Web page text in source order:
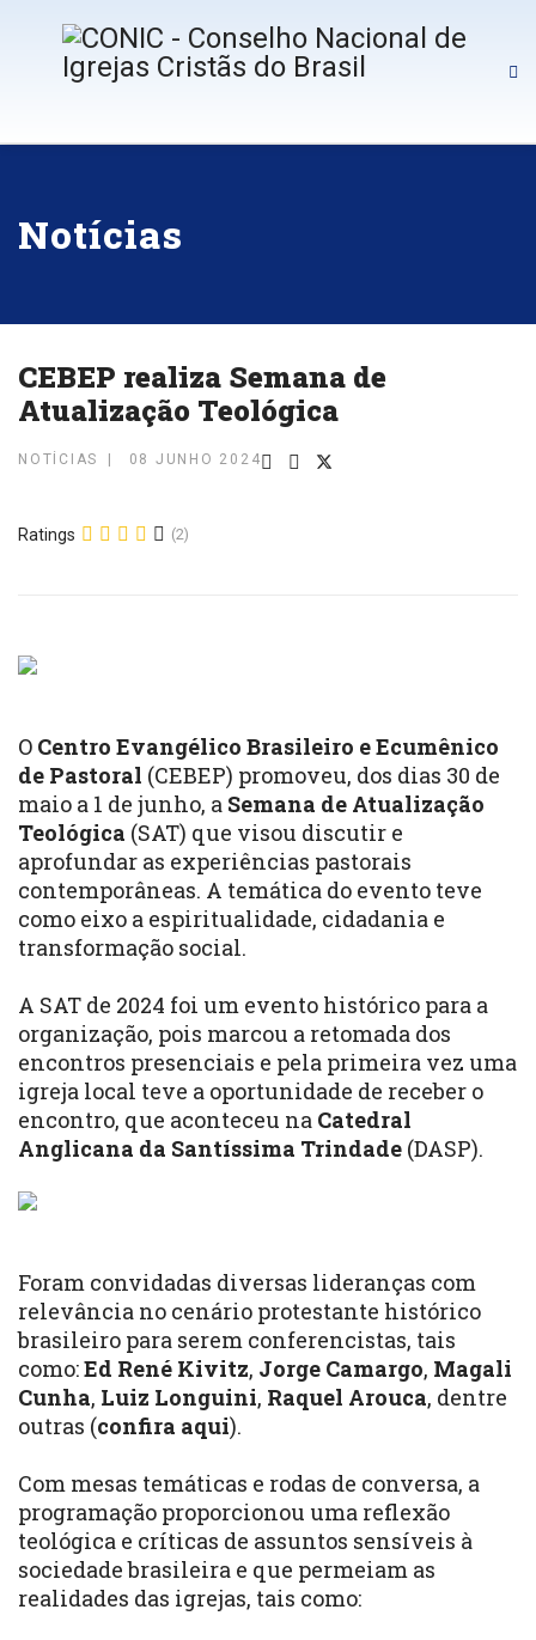
Notícias
CEBEP realiza Semana de
Atualização Teológica
NOTÍCIAS 08 JUNHO 2024
Ratings (2)
O Centro Evangélico Brasileiro e Ecumênico
de Pastoral (CEBEP) promoveu, dos dias 30 de
maio a 1 de junho, a Semana de Atualização
Teológica (SAT) que visou discutir e
aprofundar as experiências pastorais
contemporâneas. A temática do evento teve
como eixo a espiritualidade, cidadania e
transformação social.
A SAT de 2024 foi um evento histórico para a
organização, pois marcou a retomada dos
encontros presenciais e pela primeira vez uma
igreja local teve a oportunidade de receber o
encontro, que aconteceu na Catedral
Anglicana da Santíssima Trindade (DASP).
Foram convidadas diversas lideranças com
relevância no cenário protestante histórico
brasileiro para serem conferencistas, tais
como:Ed René Kivitz, Jorge Camargo, Magali
Cunha, Luiz Longuini, Raquel Arouca, dentre
outras (confira aqui).
Com mesas temáticas e rodas de conversa, a
programação proporcionou uma reflexão
teológica e críticas de assuntos sensíveis à
sociedade brasileira e que permeiam as
realidades das igrejas, tais como: